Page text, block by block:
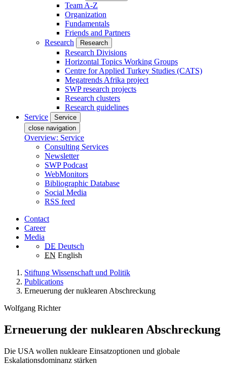
Team A-Z
Organization
Fundamentals
Friends and Partners
Research
Research
Research Divisions
Horizontal Topics Working Groups
Centre for Applied Turkey Studies (CATS)
Megatrends Afrika project
SWP research projects
Research clusters
Research guidelines
Service
Service
close navigation
Overview: Service
Consulting Services
Newsletter
SWP Podcast
WebMonitors
Bibliographic Database
Social Media
RSS feed
Contact
Career
Media
DE Deutsch
EN English
Stiftung Wissenschaft und Politik
Publications
Erneuerung der nuklearen Abschreckung
Wolfgang Richter
Erneuerung der nuklearen Abschreckung
Die USA wollen nukleare Einsatzoptionen und globale
Eskalationsdominanz stärken